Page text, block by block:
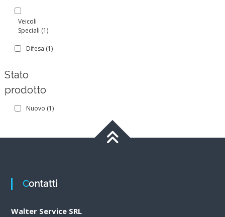
Veicoli
Speciali (1)
Difesa (1)
Stato
prodotto
Nuovo (1)
Contatti
Walter Service SRL